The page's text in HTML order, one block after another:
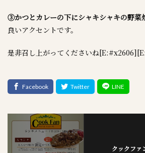
③かつとカレーの下にシャキシャキの野菜
良いアクセントです。
是非召し上がってくださいね
クックファ